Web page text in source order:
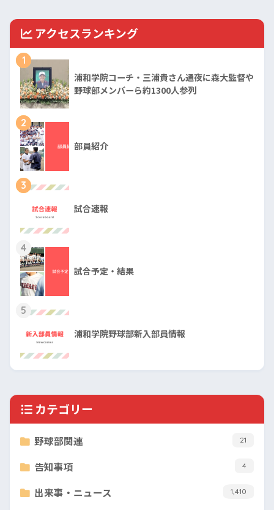
アクセスランキング
1
浦和学院コーチ・三浦貴さん通夜に森大監督や
野球部メンバーら約1300人参列
2
部員紹介
3
試合速報
4
試合予定・結果
5
浦和学院野球部新入部員情報
カテゴリー
野球部関連 21
告知事項 4
出来事・ニュース 1,410